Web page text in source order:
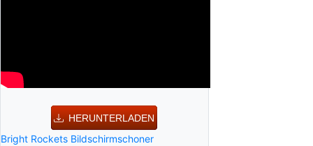
HERUNTERLADEN
Bright Rockets Bildschirmschoner